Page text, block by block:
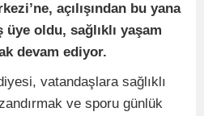
açılışından bu yana
üye oldu, sağlıklı yaşam
devam ediyor.
vatandaşlara sağlıklı
ve sporu günlük